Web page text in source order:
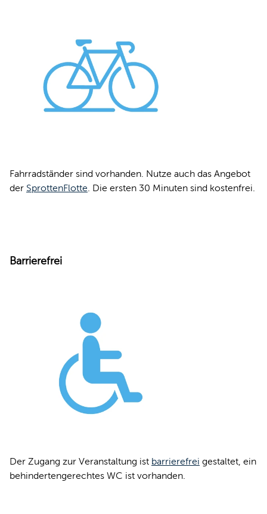
Fahrradständer sind vorhanden. Nutze auch das Angebot
der SprottenFlotte . Die ersten 30 Minuten sind kostenfrei.
Barrierefrei
Der Zugang zur Veranstaltung ist barrierefrei gestaltet, ein
behindertengerechtes WC ist vorhanden.